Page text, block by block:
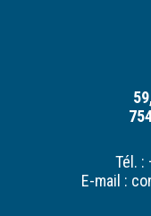
Tél. :
E-mail :